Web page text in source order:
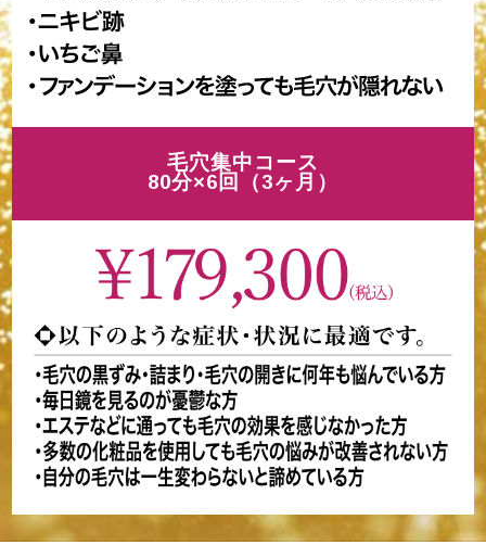
毛穴集中コース
80分×6回（3ヶ月）